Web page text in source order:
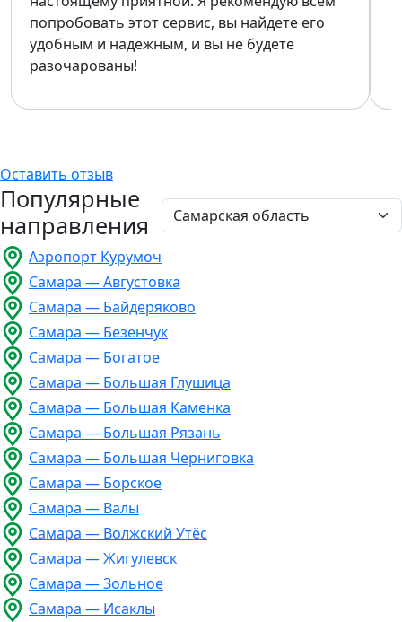
попробовать этот сервис, вы найдете его
удобным и надежным, и вы не будете
разочарованы!
Оставить отзыв
Популярные
направления
Аэропорт Курумоч
Самара — Августовка
Самара — Байдеряково
Самара — Безенчук
Самара — Богатое
Самара — Большая Глушица
Самара — Большая Каменка
Самара — Большая Рязань
Самара — Большая Черниговка
Самара — Борское
Самара — Валы
Самара — Волжский Утёс
Самара — Жигулевск
Самара — Зольное
Самара — Исаклы